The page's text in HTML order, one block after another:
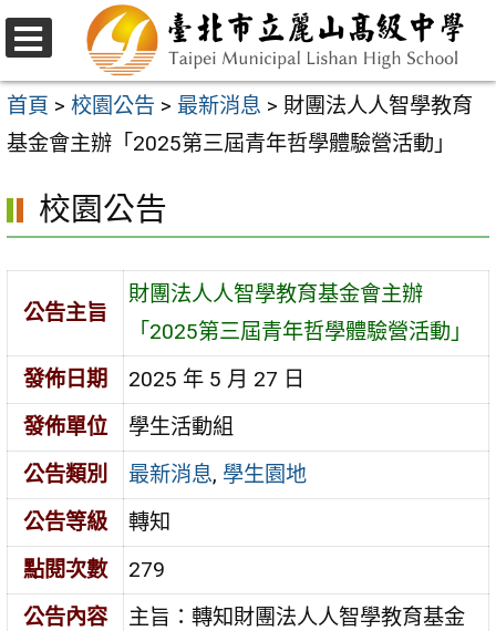
跳
至
主
要
容
區
選
單
首頁 > 校園公告 > 最新消息 > 財團法人人智學教育
基金會主辦「2025第三屆青年哲學體驗營活動」
校園公告
公告主旨
財團法人人智學教育基金會主辦
「2025第三屆青年哲學體驗營活動」
發佈日期
2025 年 5 月 27 日
發佈單位
學生活動組
公告類別
最新消息, 學生園地
公告等級
轉知
點閱次數
279
公告內容
主旨：轉知財團法人人智學教育基金